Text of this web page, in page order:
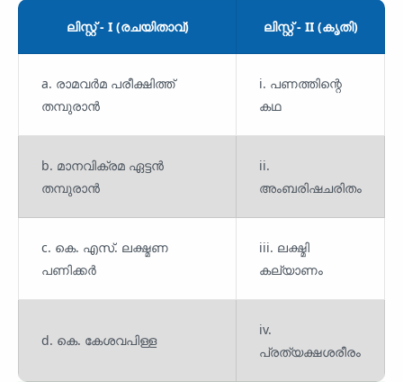
ലിസ്റ്റ് - I (രചയിതാവ്) ലിസ്റ്റ് - II (കൃതി)
a. രാമവർമ പരീക്ഷിത്ത്
തമ്പുരാൻ
i. പണത്തിന്റെ
കഥ
b. മാനവിക്രമ ഏട്ടൻ
തമ്പുരാൻ
ii.
അംബരിഷചരിതം
c. കെ. എസ്. ലക്ഷ്മണ
പണിക്കർ
iii. ലക്ഷ്മി
കല്യാണം
d. കെ. കേശവപിള്ള
iv.
പ്രത്യക്ഷശരീരം